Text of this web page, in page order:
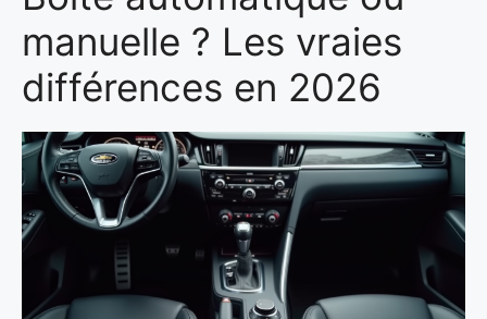
manuelle ? Les vraies
différences en 2026